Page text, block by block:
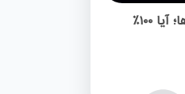
مقایسه مدل‌های تقسیم سود پراپ‌ها؛ آیا ۱۰۰٪